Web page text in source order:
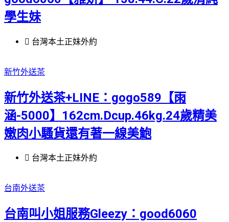
學生妹
台灣本土正妹外約
新竹外送茶
新竹外送茶+LINE：gogo589【雨
涵-5000】162cm.Dcup.46kg.24歲精美
嫩肉小騷貨還有著一線美鮑
台灣本土正妹外約
台南外送茶
台南叫小姐服務Gleezy：good6060